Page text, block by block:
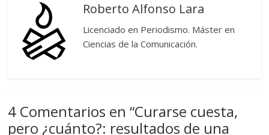
Roberto Alfonso Lara
Licenciado en Periodismo. Máster en
Ciencias de la Comunicación.
4 Comentarios en “Curarse cuesta,
pero ¿cuánto?: resultados de una